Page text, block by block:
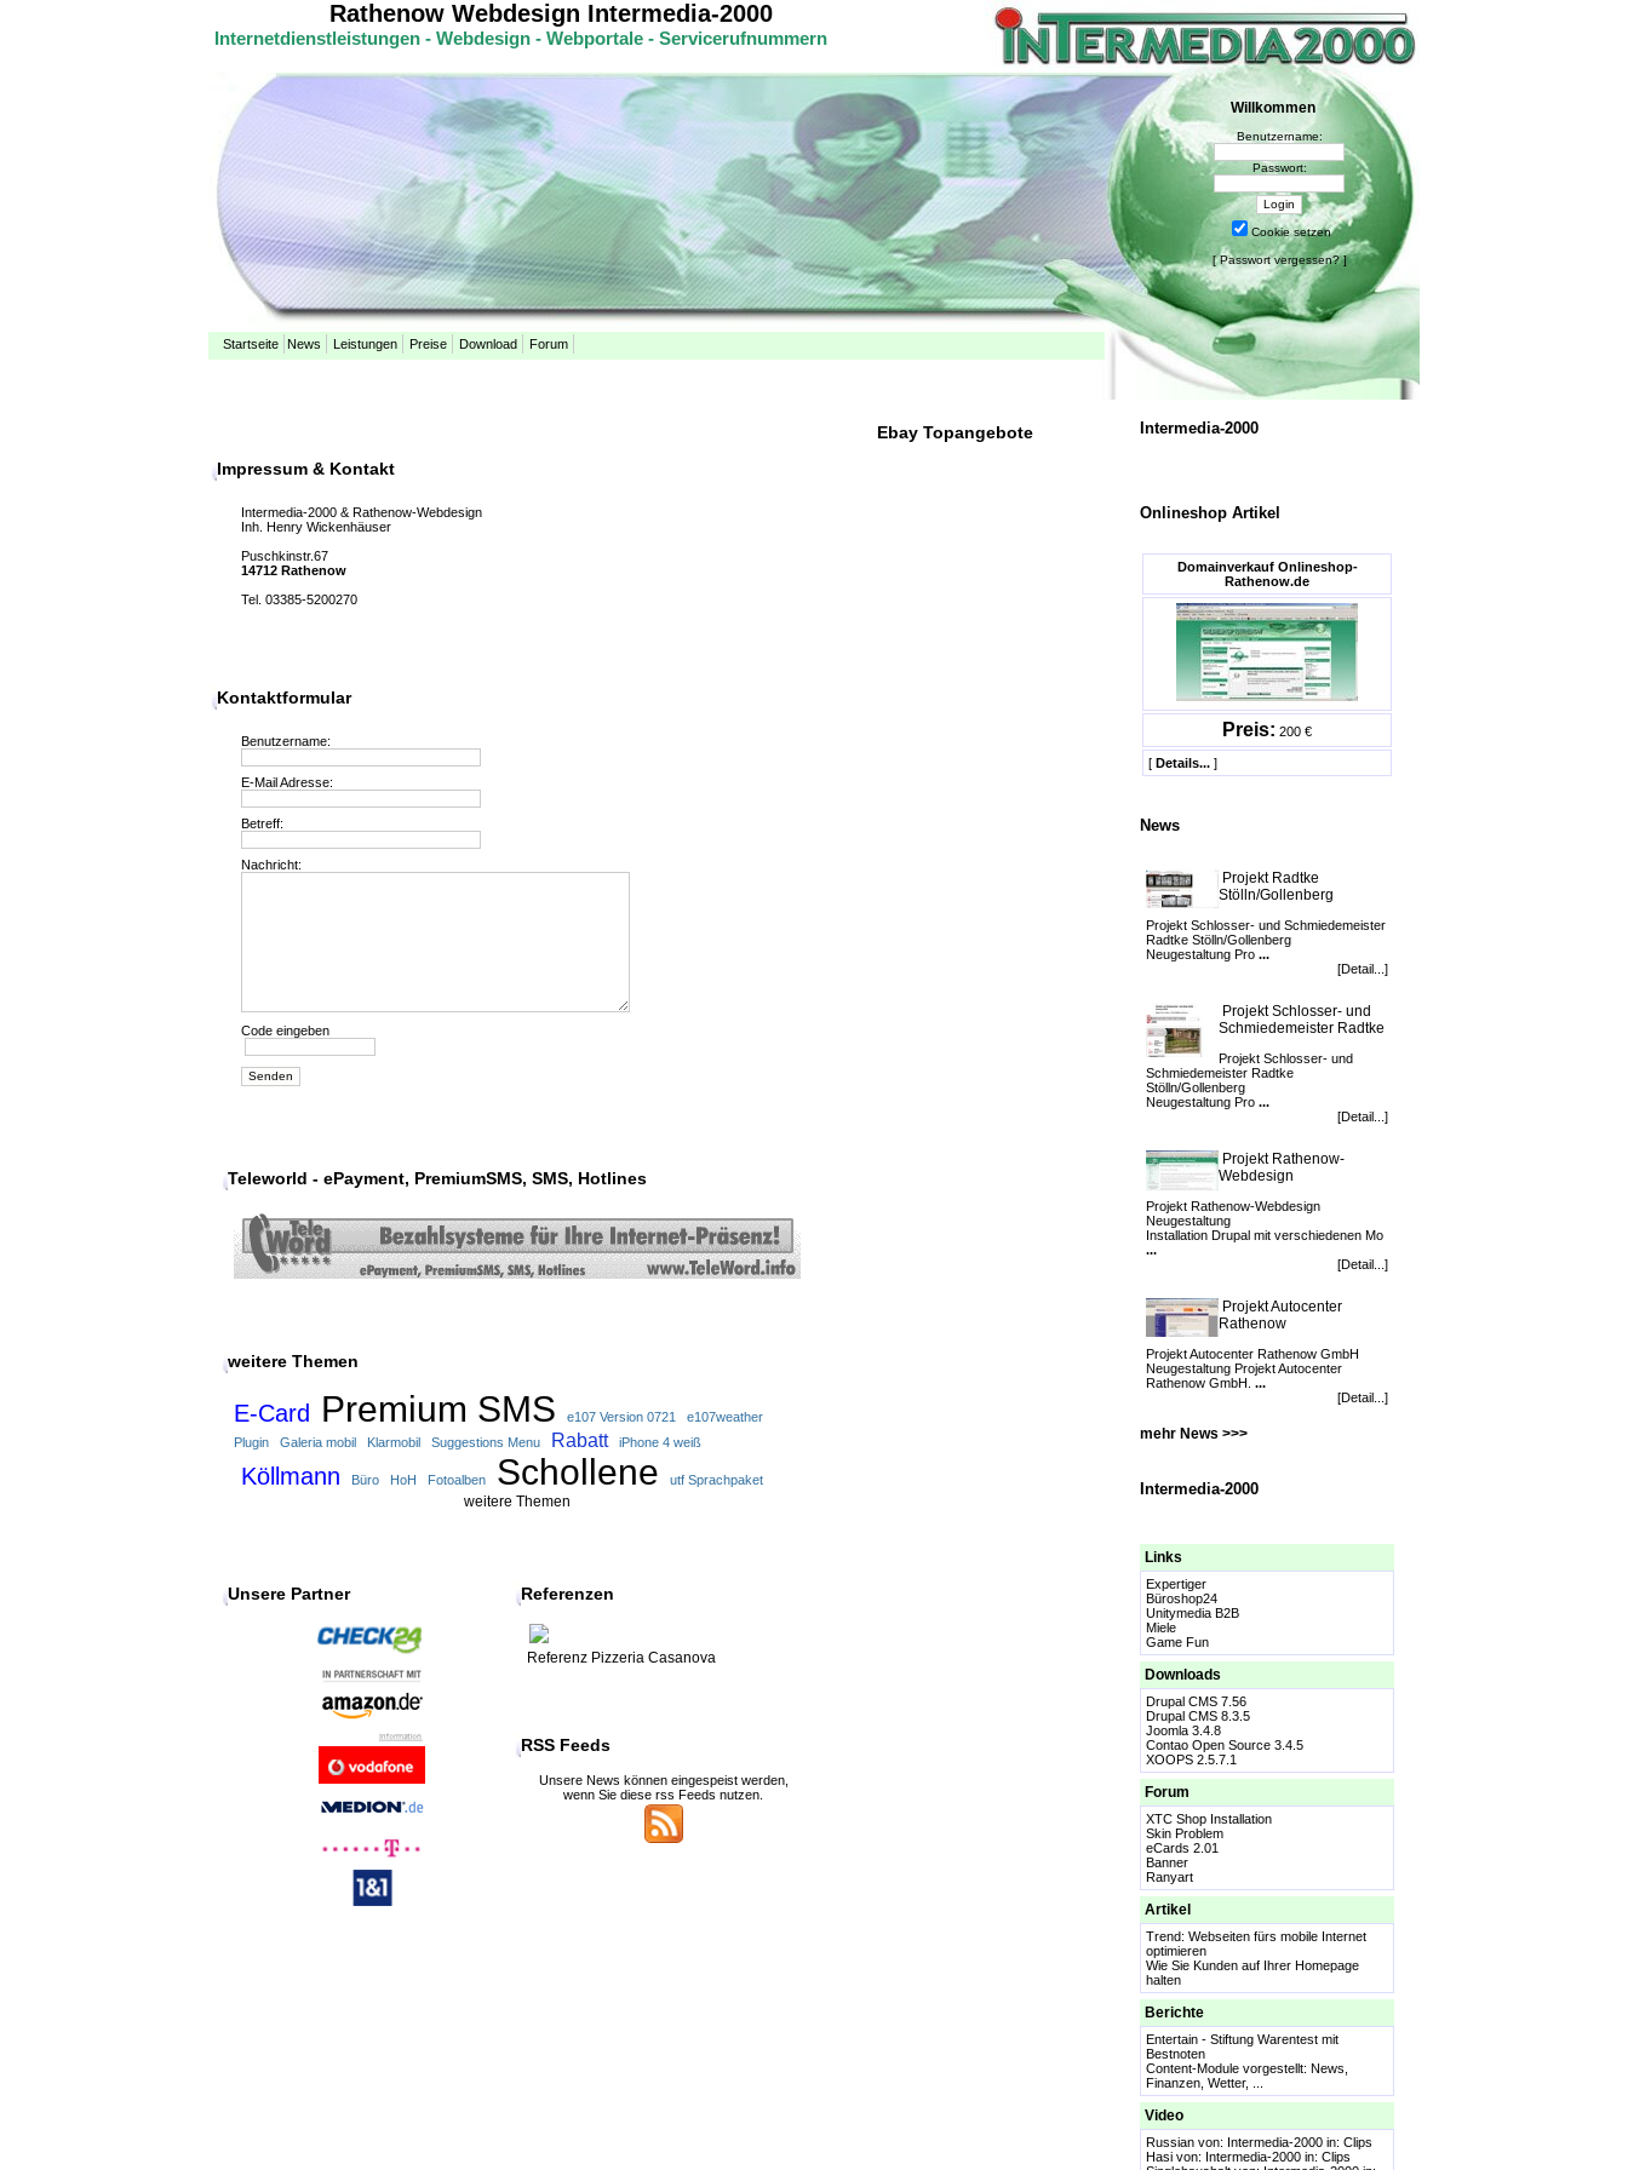
Rathenow Webdesign Intermedia-2000
Internetdienstleistungen - Webdesign - Webportale - Servicerufnummern
Willkommen
Benutzername:
Passwort:
Cookie setzen
[Passwort vergessen?]
Startseite News Leistungen Preise Download Forum
Intermedia-2000
Onlineshop Artikel
Domainverkauf Onlineshop-
Rathenow.de
Preis: 200 €
[ Details... ]
News
Projekt Radtke
Stölln/Gollenberg
Projekt Schlosser- und Schmiedemeister
Radtke Stölln/Gollenberg
Neugestaltung Pro ...
[Detail...]
Projekt Schlosser- und
Schmiedemeister Radtke
Projekt Schlosser- und
Schmiedemeister Radtke
Stölln/Gollenberg
Neugestaltung Pro ...
[Detail...]
Projekt Rathenow-
Webdesign
Projekt Rathenow-Webdesign
Neugestaltung
Installation Drupal mit verschiedenen Mo
...
[Detail...]
Projekt Autocenter
Rathenow
Projekt Autocenter Rathenow GmbH
Neugestaltung Projekt Autocenter
Rathenow GmbH. ...
[Detail...]
mehr News >>>
Intermedia-2000
Links
Expertiger
Büroshop24
Unitymedia B2B
Miele
Game Fun
Downloads
Drupal CMS 7.56
Drupal CMS 8.3.5
Joomla 3.4.8
Contao Open Source 3.4.5
XOOPS 2.5.7.1
Forum
XTC Shop Installation
Skin Problem
eCards 2.01
Banner
Ranyart
Artikel
Trend: Webseiten fürs mobile Internet
optimieren
Wie Sie Kunden auf Ihrer Homepage
halten
Berichte
Entertain - Stiftung Warentest mit
Bestnoten
Content-Module vorgestellt: News,
Finanzen, Wetter, ...
Video
Russian von: Intermedia-2000 in: Clips
Hasi von: Intermedia-2000 in: Clips
Ebay Topangebote
Impressum & Kontakt
Intermedia-2000 & Rathenow-Webdesign
Inh. Henry Wickenhäuser
Puschkinstr.67
14712 Rathenow
Tel. 03385-5200270
Kontaktformular
Benutzername:
E-Mail Adresse:
Betreff:
Nachricht:
Code eingeben
Teleworld - ePayment, PremiumSMS, SMS, Hotlines
weitere Themen
E-Card Premium SMS e107 Version 0721
e107weather
Plugin
Galeria mobil Klarmobil Suggestions Menu Rabatt iPhone 4 weiß
Köllmann Büro HoH Fotoalben Schollene utf Sprachpaket
weitere Themen
Unsere Partner Referenzen
Referenz Pizzeria Casanova
RSS Feeds
Unsere News können eingespeist werden,
wenn Sie diese rss Feeds nutzen.